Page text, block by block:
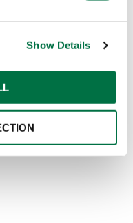
Show Details
de alho e cebola.
Muito versátil, pode
Não precisa ser